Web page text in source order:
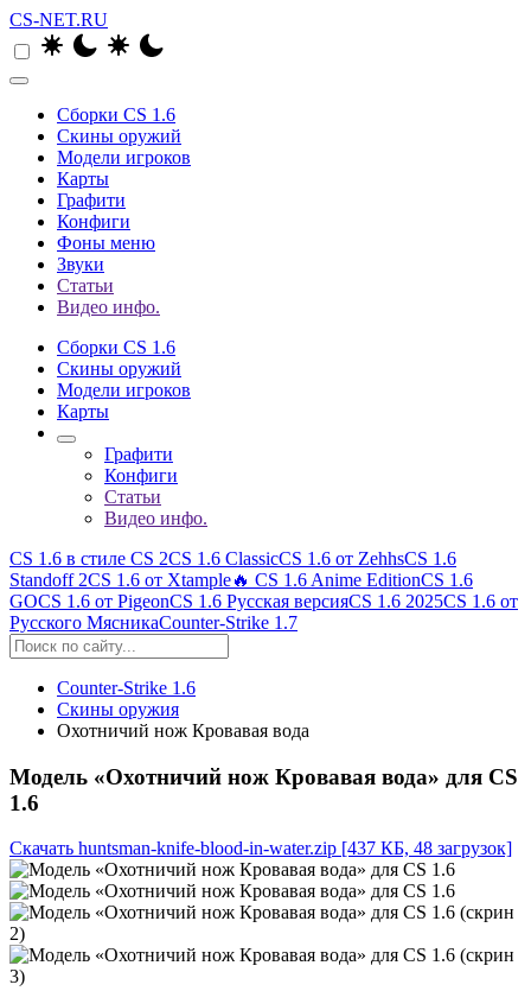
CS-NET.RU
Сборки CS 1.6
Скины оружий
Модели игроков
Карты
Графити
Конфиги
Фоны меню
Звуки
Статьи
Видео инфо.
Сборки CS 1.6
Скины оружий
Модели игроков
Карты
Графити
Конфиги
Статьи
Видео инфо.
CS 1.6 в стиле CS 2CS 1.6 ClassicCS 1.6 от ZehhsCS 1.6
Standoff 2CS 1.6 от Xtample🔥 CS 1.6 Anime EditionCS 1.6
GOCS 1.6 от PigeonCS 1.6 Русская версияCS 1.6 2025CS 1.6 от
Русского МясникаCounter-Strike 1.7
Counter-Strike 1.6
Скины оружия
Охотничий нож Кровавая вода
Модель «Охотничий нож Кровавая вода» для CS
1.6
Скачать huntsman-knife-blood-in-water.zip [437 КБ, 48 загрузок]